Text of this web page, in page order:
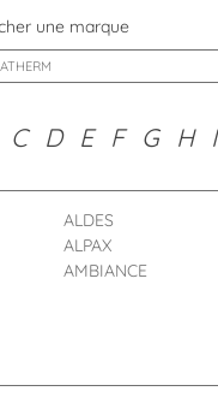
une marque
C D E F G H I
ALDES
ALPAX
AMBIANCE